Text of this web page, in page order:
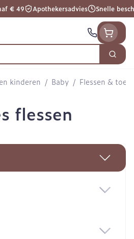
€ 49 Apothekersadvies Snelle
Zoek
kinderen / Baby / Flessen &
flessen